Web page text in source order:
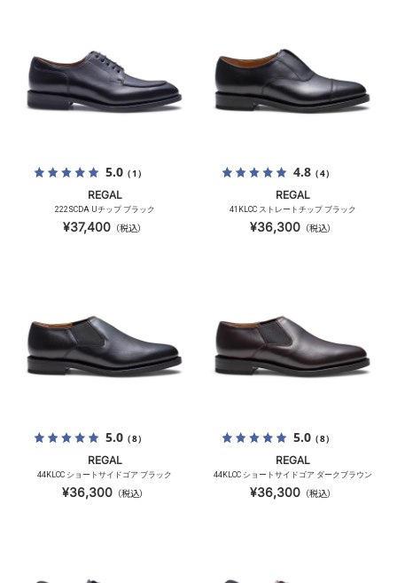
5.0（1）
REGAL
222SCDA Uチップ ブラック
¥37,400 （税込）
4.8（4）
REGAL
41KLCC ストレートチップ ブラック
¥36,300（税込）
5.0（8）
REGAL
44KLCC ショートサイドゴア ブラック
¥36,300（税込）
5.0（8）
REGAL
44KLCC ショートサイドゴア ダークブラウン
¥36,300（税込）